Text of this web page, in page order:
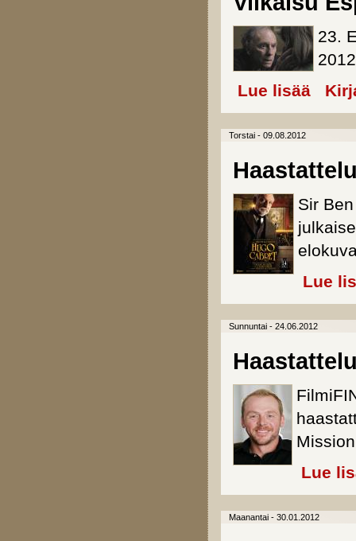
23.
Lue lisää about
Torstai - 09.08.2012
Sir
Lue
Sunnuntai - 24.06.2012
Lue
Maanantai - 30.01.2012